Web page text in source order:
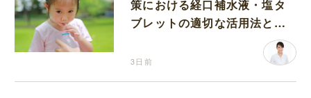
策における経口補水液・塩タ
ブレットの適切な活用法と水
3日前